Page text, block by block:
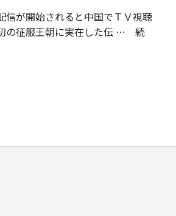
信が開始されると中国でＴＶ視聴
の征服王朝に実在した伝
続